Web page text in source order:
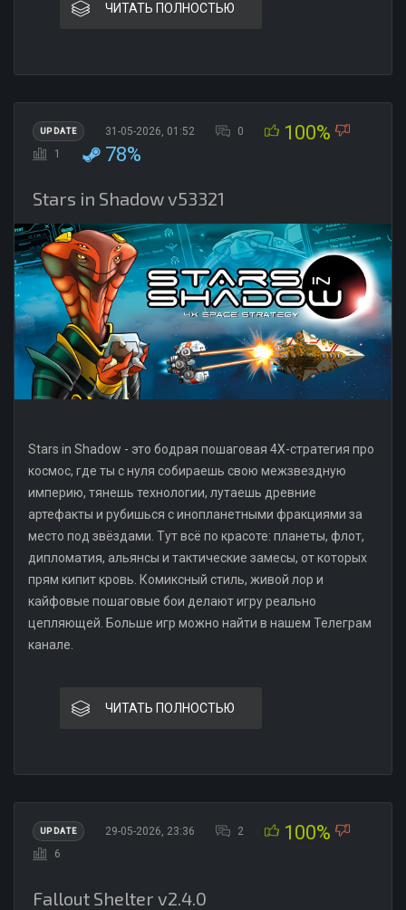
ЧИТАТЬ ПОЛНОСТЬЮ
UPDATE 31-05-2026, 01:52 0 100%
1 78%
Stars in Shadow v53321
Stars in Shadow - это бодрая пошаговая 4X-стратегия про
космос, где ты с нуля собираешь свою межзвездную
империю, тянешь технологии, лутаешь древние
артефакты и рубишься с инопланетными фракциями за
место под звёздами. Тут всё по красоте: планеты, флот,
дипломатия, альянсы и тактические замесы, от которых
прям кипит кровь. Комиксный стиль, живой лор и
кайфовые пошаговые бои делают игру реально
цепляющей. Больше игр можно найти в нашем Телеграм
канале.
ЧИТАТЬ ПОЛНОСТЬЮ
UPDATE 29-05-2026, 23:36 2 100%
6
Fallout Shelter v2.4.0